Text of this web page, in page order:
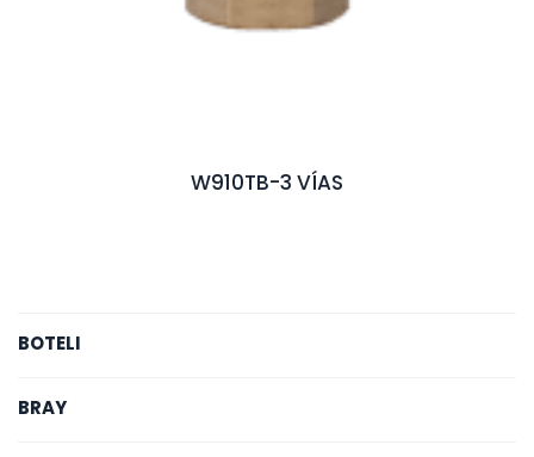
W910TB-3 VÍAS
BOTELI
BRAY